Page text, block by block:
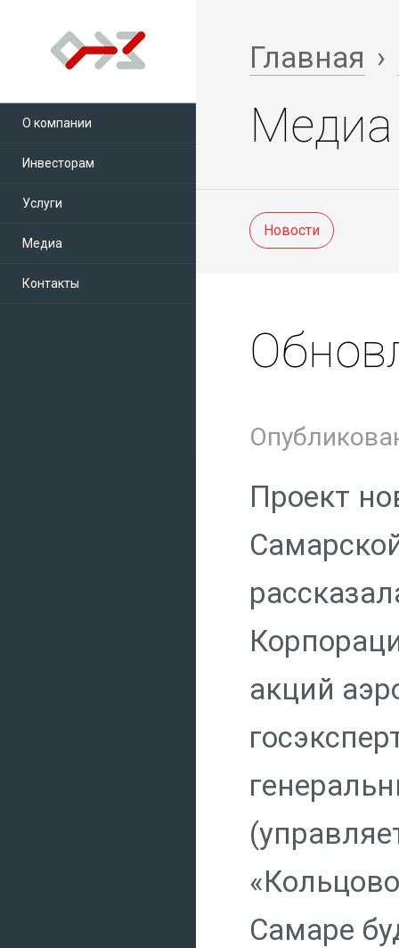
О компании
Инвесторам
Услуги
Медиа
Контакты
Главная ›
Медиа
Новости
Проект
акций
Самаре